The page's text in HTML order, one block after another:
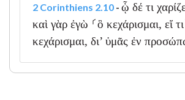
2 Corinthiens 2.10 - ᾧ δέ τι
καὶ γὰρ ἐγὼ ⸂ὃ κεχάρισμαι, εἴ
κεχάρισμαι, δι’ ὑμᾶς ἐν